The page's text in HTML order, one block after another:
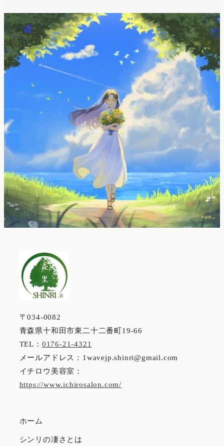
〒034-0082
青森県十和田市東二十二番町19‐66
TEL： 0176‐21‐4321
メールアドレス：1wavejp.shinri@gmail.com
イチロウ美容室：
https://www.ichirosalon.com/
ホーム
シンリの凄さとは